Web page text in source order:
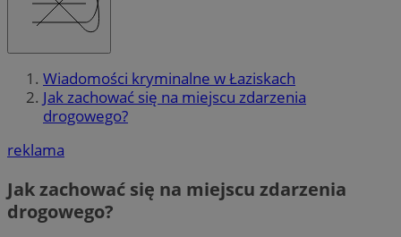
Wiadomości kryminalne w Łaziskach
Jak zachować się na miejscu zdarzenia
drogowego?
reklama
Jak zachować się na miejscu zdarzenia
drogowego?